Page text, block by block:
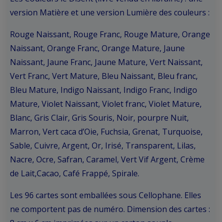
version Matière et une version Lumière des couleurs :
Rouge Naissant, Rouge Franc, Rouge Mature, Orange
Naissant, Orange Franc, Orange Mature, Jaune
Naissant, Jaune Franc, Jaune Mature, Vert Naissant,
Vert Franc, Vert Mature, Bleu Naissant, Bleu franc,
Bleu Mature, Indigo Naissant, Indigo Franc, Indigo
Mature, Violet Naissant, Violet franc, Violet Mature,
Blanc, Gris Clair, Gris Souris, Noir, pourpre Nuit,
Marron, Vert caca d’Oie, Fuchsia, Grenat, Turquoise,
Sable, Cuivre, Argent, Or, Irisé, Transparent, Lilas,
Nacre, Ocre, Safran, Caramel, Vert Vif Argent, Crème
de Lait,Cacao, Café Frappé, Spirale.
Les 96 cartes sont emballées sous Cellophane. Elles
ne comportent pas de numéro. Dimension des cartes :